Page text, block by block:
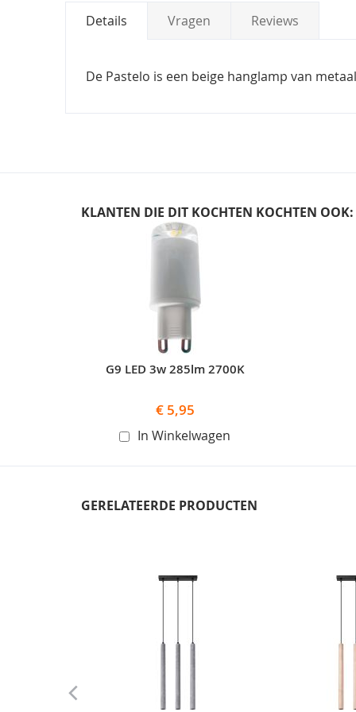
Details Vragen Reviews
De Pastelo is een beige hanglamp van
KLANTEN DIE DIT KOCHTEN KOCHTEN OOK:
G9 LED 3w 285lm 2700K
€ 5,95
In Winkelwagen
GERELATEERDE PRODUCTEN